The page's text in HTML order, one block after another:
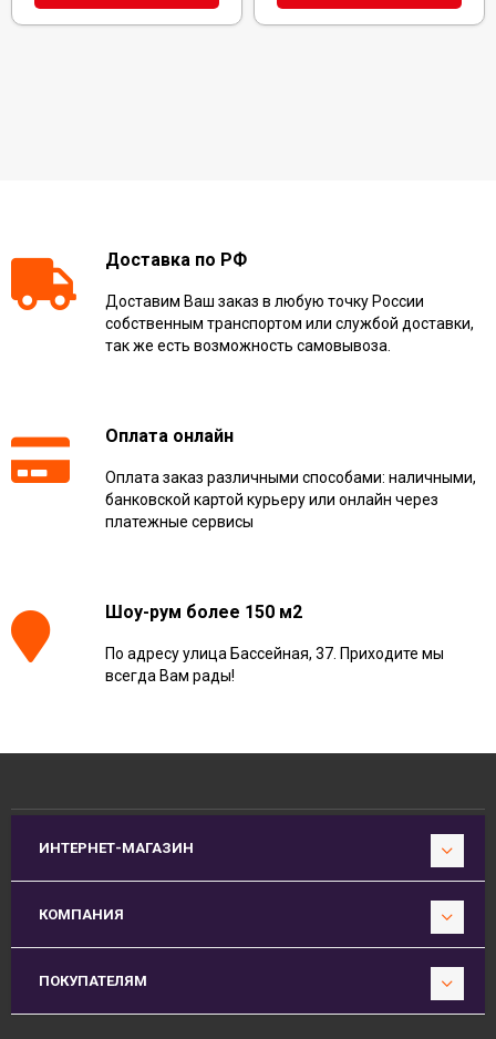
Доставка по РФ
Доставим Ваш заказ в любую точку России
собственным транспортом или службой доставки,
так же есть возможность самовывоза.
Оплата онлайн
Оплата заказ различными способами: наличными,
банковской картой курьеру или онлайн через
платежные сервисы
Шоу-рум более 150 м2
По адресу улица Бассейная, 37. Приходите мы
всегда Вам рады!
ИНТЕРНЕТ-МАГАЗИН
КОМПАНИЯ
ПОКУПАТЕЛЯМ